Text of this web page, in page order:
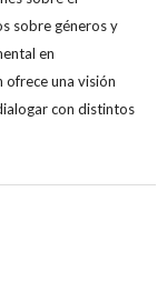
sobre géneros y
en
una visión
con distintos